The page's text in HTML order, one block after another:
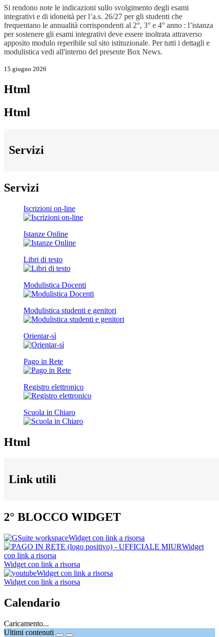
Si rendono note le indicazioni sullo svolgimento degli esami
integrativi e di idoneità per l’a.s. 26/27 per gli studenti che
frequentano le annualità corrispondenti al 2°, 3° e 4° anno : l’istanza
per sostenere gli esami integrativi deve essere inoltrata attraverso
apposito modulo reperibile sul sito istituzionale. Per tutti i dettagli e
modulistica vedi all'interno del presente Box News.
15 giugno 2026
Html
Html
Servizi
Servizi
Iscrizioni on-line
Istanze Online
Libri di testo
Modulistica Docenti
Modulistica studenti e genitori
Orientar-sì
Pago in Rete
Registro elettronico
Scuola in Chiaro
Html
Link utili
2° BLOCCO WIDGET
Widget con link a risorsa
Widget
con link a risorsa
Widget con link a risorsa
Widget con link a risorsa
Widget con link a risorsa
Calendario
Caricamento...
Ultimi contenuti